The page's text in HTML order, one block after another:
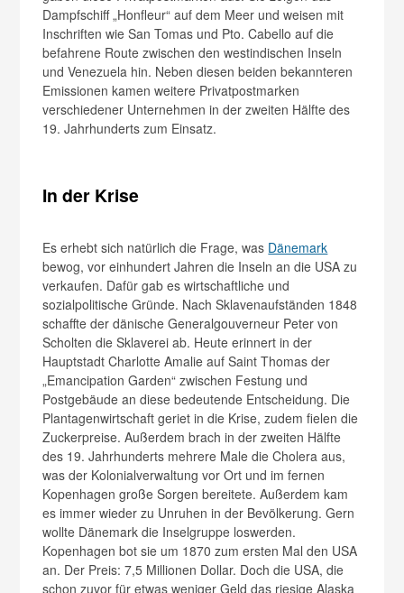
Dampfschiff „Honfleur“ auf dem Meer und weisen mit
Inschriften wie San Tomas und Pto. Cabello auf die
befahrene Route zwischen den westindischen Inseln
und Venezuela hin. Neben diesen beiden bekannteren
Emissionen kamen weitere Privatpostmarken
verschiedener Unternehmen in der zweiten Hälfte des
19. Jahrhunderts zum Einsatz.
In der Krise
Es erhebt sich natürlich die Frage, was Dänemark
bewog, vor einhundert Jahren die Inseln an die USA zu
verkaufen. Dafür gab es wirtschaftliche und
sozialpolitische Gründe. Nach Sklavenaufständen 1848
schaffte der dänische Generalgouverneur Peter von
Scholten die Sklaverei ab. Heute erinnert in der
Hauptstadt Charlotte Amalie auf Saint Thomas der
„Emancipation Garden“ zwischen Festung und
Postgebäude an diese bedeutende Entscheidung. Die
Plantagenwirtschaft geriet in die Krise, zudem fielen die
Zuckerpreise. Außerdem brach in der zweiten Hälfte
des 19. Jahrhunderts mehrere Male die Cholera aus,
was der Kolonialverwaltung vor Ort und im fernen
Kopenhagen große Sorgen bereitete. Außerdem kam
es immer wieder zu Unruhen in der Bevölkerung. Gern
wollte Dänemark die Inselgruppe loswerden.
Kopenhagen bot sie um 1870 zum ersten Mal den USA
an. Der Preis: 7,5 Millionen Dollar. Doch die USA, die
schon zuvor für etwas weniger Geld das riesige Alaska